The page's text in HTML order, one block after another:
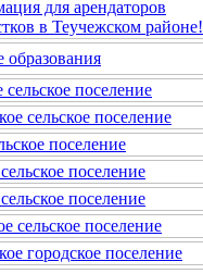
для арендаторов
в Теучежском районе!
поселение
сельское поселение
поселение
поселение
поселение
сельское поселение
городское поселение